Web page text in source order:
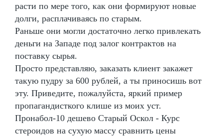
расти по мере того, как они формируют новые
долги, расплачиваясь по старым.
Раньше они могли достаточно легко привлекать
деньги на Западе под залог контрактов на
поставку сырья.
Просто представляю, заказать клиент закажет
такую пудру за 600 рублей, а ты приносишь вот
эту. Приведите, пожалуйста, яркий пример
пропагандисткого клише из моих уст.
Пронабол-10 дешево Старый Оскол - Курс
стероидов на сухую массу сравнить цены